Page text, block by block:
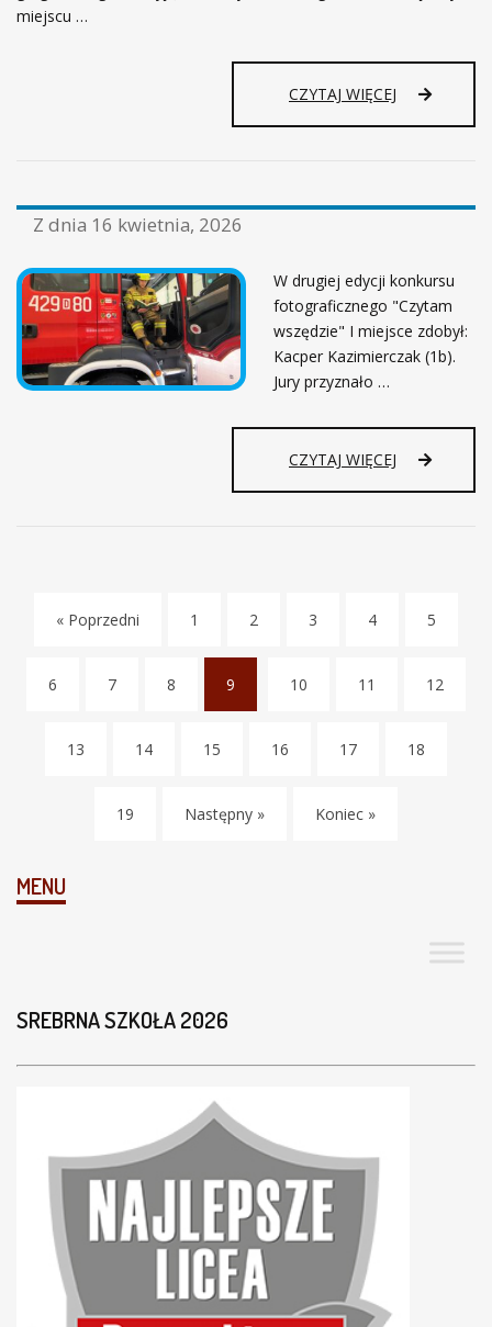
miejscu …
CZYTAJ WIĘCEJ
Z dnia 16 kwietnia, 2026
W drugiej edycji konkursu
fotograficznego "Czytam
wszędzie" I miejsce zdobył:
Kacper Kazimierczak (1b).
Jury przyznało …
CZYTAJ WIĘCEJ
« Poprzedni 1 2 3 4 5
6 7 8
9
r
e
10 11 12
13 14 15 16 17 18
19 Następny » Koniec »
MENU
SREBRNA SZKOŁA 2026